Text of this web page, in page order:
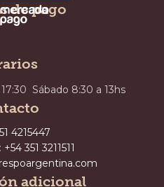
Sábado 8:30 a 13hs
4215447
+54 351 3211511
adicional
de pago